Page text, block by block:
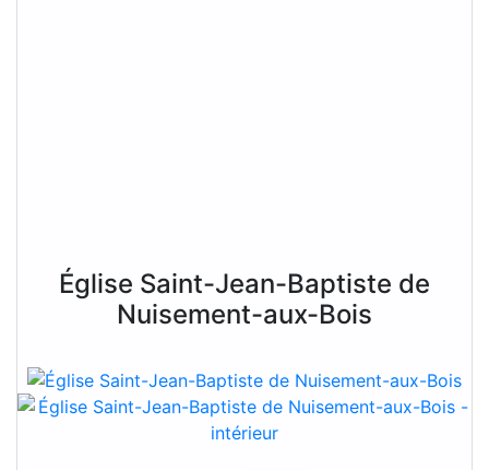
Église Saint-Jean-Baptiste de
Nuisement-aux-Bois